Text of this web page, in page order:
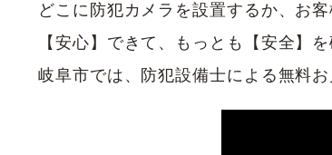
どこに防犯カメラを設置するか、お
【安心】できて、もっとも【安全】
岐阜市では、防犯設備士による無料